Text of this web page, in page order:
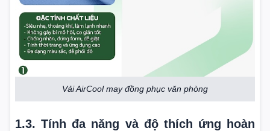
Vải AirCool may đồng phục văn phòng
1.3. Tính đa năng và độ thích ứng hoàn